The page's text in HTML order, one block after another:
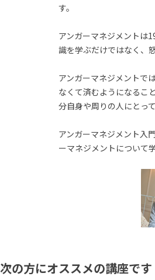
す。
アンガーマネジメントは
識を学ぶだけではなく、
アンガーマネジメントで
なくて済むようになるこ
分自身や周りの人にとっ
アンガーマネジメント入
ーマネジメントについて
次の方にオススメの講座です